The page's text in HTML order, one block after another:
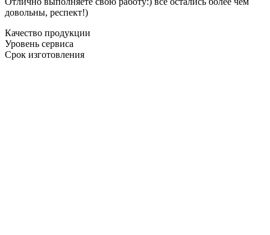
довольны, респект!)
Качество продукции
Уровень сервиса
Срок изготовления